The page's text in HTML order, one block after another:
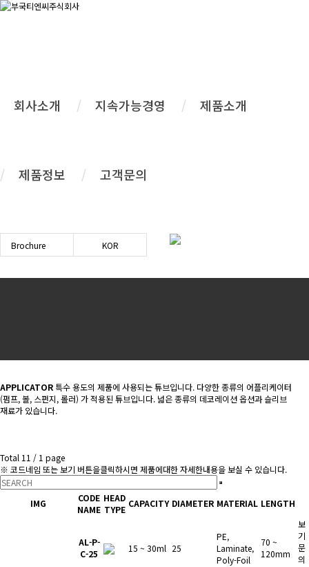
회사소개 지속가능경영 제품소개
제품정보 고객문의
Brochure KOR
Applicator
고객가치를 더한혁신적인 제품
다.
APPLICATOR 특수 용도의 제품에 사용되는 튜브입니다. 다양한 종류의 어플리케이터
(펌프, 볼, 스펀지, 롤러) 가 적용된 튜브입니다. 넓은 종류의 데코레이션 옵션과 슬리브
재료가 있습니다.
Total 11 / 1 page
※ 코드네임 또는 보기 버튼을클릭하시면 제품에대한 자세한내용을 보실 수 있습니다.
IMG
CODE
NAME
HEAD
TYPE
CAPACITY DIAMETER MATERIAL LENGTH
AL-P-
C-25
15 ~ 30ml 25
PE,
Laminate,
Poly-Foil
70 ~
120mm
보
기
문
의